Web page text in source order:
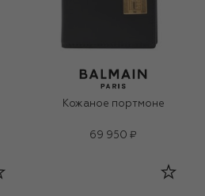
Кожаное портмоне
69 950 ₽